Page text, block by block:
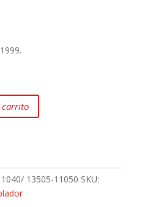
carrito
13505-11050 SKU: